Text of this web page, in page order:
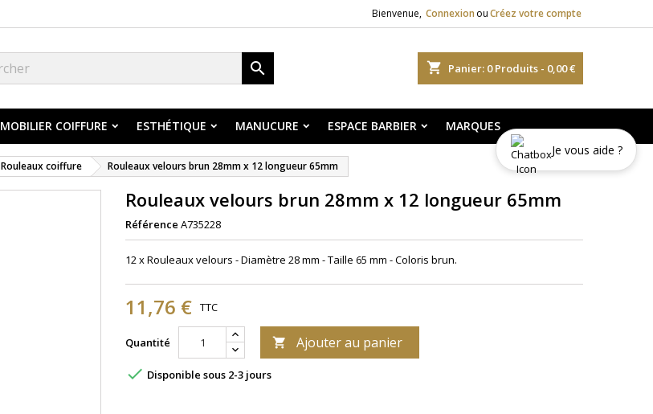
Bienvenue, Connexion ouCréez votre compte
shopping_cart Panier: 0Produits - 0,00 €

MOBILIER COIFFURE ESTHÉTIQUE MANUCURE ESPACE BARBIER MARQUES
Rouleaux coiffure Rouleaux velours brun 28mm x 12 longueur 65mm
Rouleaux velours brun 28mm x 12 longueur 65mm
Référence A735228
12 x Rouleaux velours - Diamètre 28mm - Taille 65 mm - Coloris brun.
11,76 € TTC
Quantité  Ajouter au panier
 Disponible sous 2-3 jours
Je vous aide ?